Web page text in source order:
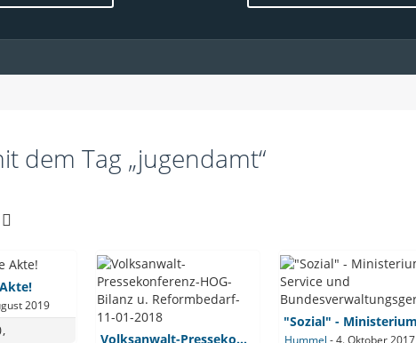
dem Tag „jugendamt“
2019
Volksanwalt-Pressekonferenz-HOG-Bilanz u. Reformbedarf-11-01-2018 Hummel -4. Oktober 2017